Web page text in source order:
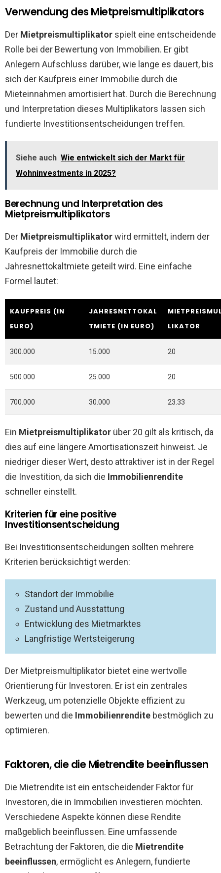
Verwendung des Mietpreismultiplikators
Der Mietpreismultiplikator spielt eine entscheidende
Rolle bei der Bewertung von Immobilien. Er gibt
Anlegern Aufschluss darüber, wie lange es dauert, bis
sich der Kaufpreis einer Immobilie durch die
Mieteinnahmen amortisiert hat. Durch die Berechnung
und Interpretation dieses Multiplikators lassen sich
fundierte Investitionsentscheidungen treffen.
Siehe auch Wie entwickelt sich der Markt für
Wohninvestments in 2025?
Berechnung und Interpretation des
Mietpreismultiplikators
Der Mietpreismultiplikatorwird ermittelt, indem der
Kaufpreis der Immobilie durch die
Jahresnettokaltmiete geteilt wird. Eine einfache
Formel lautet:
KAUFPREIS (IN
EURO)
JAHRESNETTOKAL
TMIETE (IN EURO)
LIKATOR
300.000 15.000 20
500.000 25.000 20
700.000 30.000 23.33
Ein Mietpreismultiplikator über 20 gilt als kritisch, da
dies auf eine längere Amortisationszeit hinweist. Je
niedriger dieser Wert, desto attraktiver ist in der Regel
die Investition, da sich die Immobilienrendite
schneller einstellt.
Kriterien für eine positive
Investitionsentscheidung
Bei Investitionsentscheidungen sollten mehrere
Kriterien berücksichtigt werden:
Standort der Immobilie
Zustand und Ausstattung
Entwicklung des Mietmarktes
Langfristige Wertsteigerung
Der Mietpreismultiplikator bietet eine wertvolle
Orientierung für Investoren. Er ist ein zentrales
Werkzeug, um potenzielle Objekte effizient zu
bewerten und die Immobilienrendite bestmöglich zu
optimieren.
Faktoren, die die Mietrendite beeinflussen
Die Mietrendite ist ein entscheidender Faktor für
Investoren, die in Immobilien investieren möchten.
Verschiedene Aspekte können diese Rendite
maßgeblich beeinflussen. Eine umfassende
Betrachtung der Faktoren, die die Mietrendite
beeinflussen, ermöglicht es Anlegern, fundierte